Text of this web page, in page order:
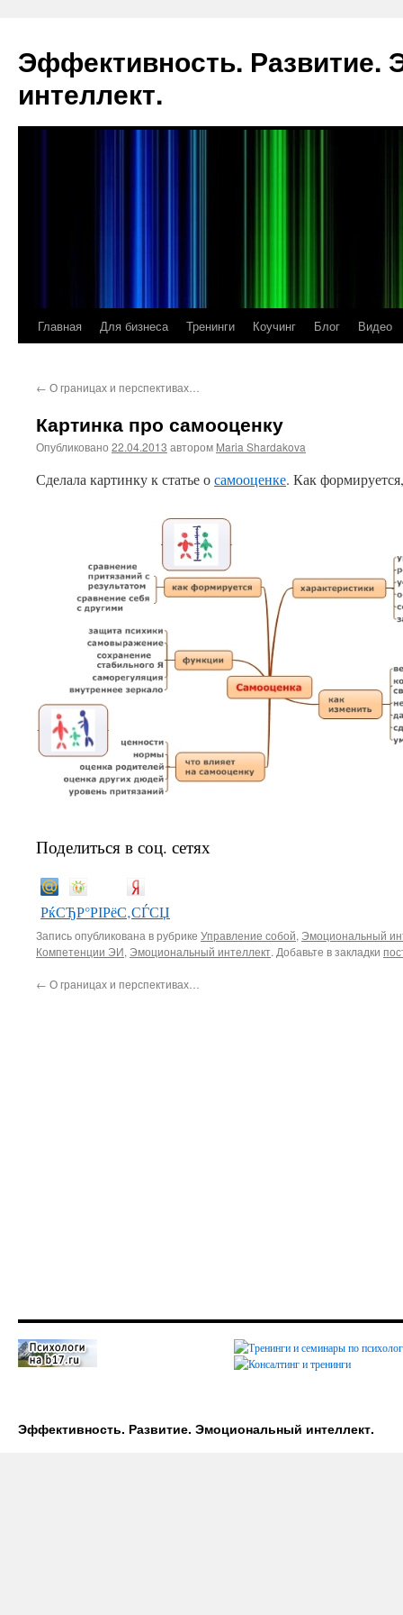
Эффективность. Развитие.
интеллект.
Перейти
содержимому
Главная Для бизнеса Тренинги Коучинг Блог Видео
← О границах и перспективах…
Картинка про самооценку
Опубликовано 22.04.2013 автором Maria Shardakova
Сделала картинку к статье осамооценке. Как
Поделиться в соц. сетях
РќСЂР°РІРёС‚СЃСЏ
Запись опубликована в рубрике Управление собой, Эмоциональный
Компетенции ЭИ, Эмоциональный интеллект. Добавьте в закладки
← О границах и перспективах…
Эффективность. Развитие. Эмоциональный интеллект.